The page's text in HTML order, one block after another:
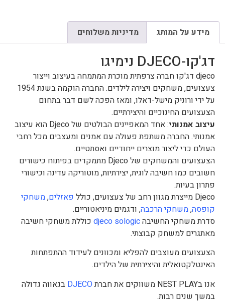
מידע על המותג מדיניות משלוחים
דג'קו-DJECO נימיגו
djeco דג'קו חברה צרפתית מוכרת המתמחה בעיצוב וייצור
צעצועים, משחקים ויצירה לילדים. החברה הוקמה בשנת 1954
על ידי ורוניק מישל-דאלו, ומאז הפכה לשם דבר בתחום
הצעצועים החינוכיים והיצירתיים.
עיצוב אמנותי
: אחד המאפיינים הבולטים של Djeco הוא עיצוב
אמנותי. החברה משתפת פעולה עם אמנים ומעצבים מכל רחבי
העולם כדי ליצור מוצרים ייחודיים ואסתטיים.
הצעצועים והמשחקים של Djeco מתמקדים בפיתוח כישורים
חשובים כמו חשיבה לוגית, יצירתיות, מוטוריקה עדינה וכישורי
פתרון בעיות.
Djeco מייצרת מגוון רחב של צעצועים, כולל
פאזלים,משחקי
קופסה,משחקי הרכבה, ודגמים מיניאטוריים.
סדרת משחקי החשיבהdjeco sologic כוללת משחקי חשיבה
מאתגרים למשחק קבוצתי.
הצעצועים מעוצבים להפליא ומכוונים לעידוד ההתפתחות
האינטלקטואלית והיצירתית של הילדים.
אנו בNEST PLAY משווקים את חברת
DJECO בגאווה גדולה
במשך שנים רבות.